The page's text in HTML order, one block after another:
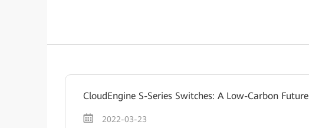
CloudEngine S-Series Switches: A Low-Carbon Future
2022-03-23